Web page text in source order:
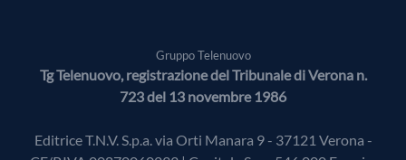
Gruppo Telenuovo
Tg Telenuovo, registrazione del Tribunale di Verona n.
723 del 13 novembre 1986
Editrice T.N.V. S.p.a. via Orti Manara 9 - 37121 Verona -